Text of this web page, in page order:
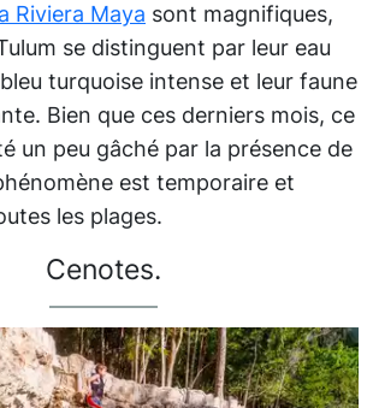
Riviera Maya sont magnifiques,
se distinguent par leur eau
turquoise intense et leur faune
Bien que ces derniers mois, ce
un peu gâché par la présence de
est temporaire et
les plages.
Cenotes.